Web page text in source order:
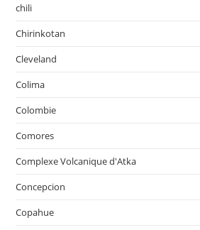
chili
Chirinkotan
Cleveland
Colima
Colombie
Comores
Complexe Volcanique d'Atka
Concepcion
Copahue